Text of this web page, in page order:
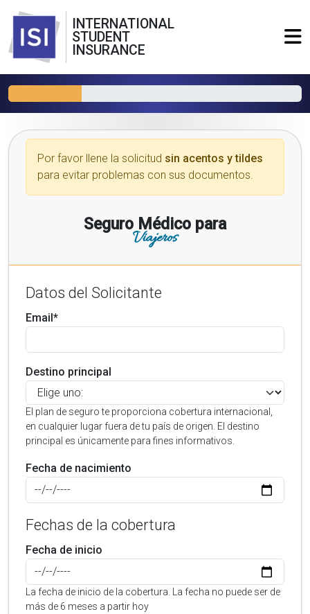
INTERNATIONAL
STUDENT
INSURANCE
Por favor llene la solicitud sin acentos y tildes
para evitar problemas con sus documentos.
Seguro Médico para
Viajeros
Datos del Solicitante
Email*
Destino principal
El plan de seguro te proporciona cobertura internacional,
en cualquier lugar fuera de tu país de origen. El destino
principal es únicamente para fines informativos.
Fecha de nacimiento
Fechas de la cobertura
Fecha de inicio
La fecha de inicio de la cobertura. La fecha no puede ser de
más de 6 meses a partir hoy